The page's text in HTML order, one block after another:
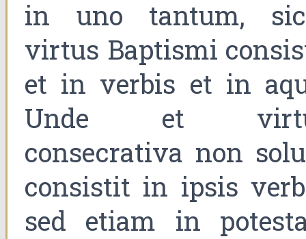
in uno tantum,
virtus Baptismi
et in verbis et in
Unde et
consecrativa non
consistit in ipsis
sed etiam in